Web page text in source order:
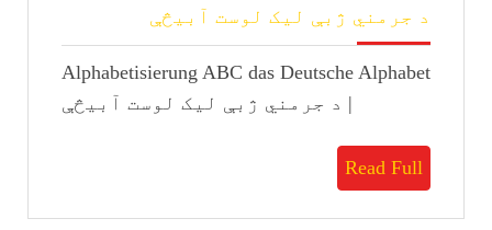
د جرمني ژبې لیک لوست آبیڅې
لیک
لوست
Alphabetisierung ABC das Deutsche Alphabet
| د جرمني ژبې لیک لوست آبیڅې
Read Full
Read
Full